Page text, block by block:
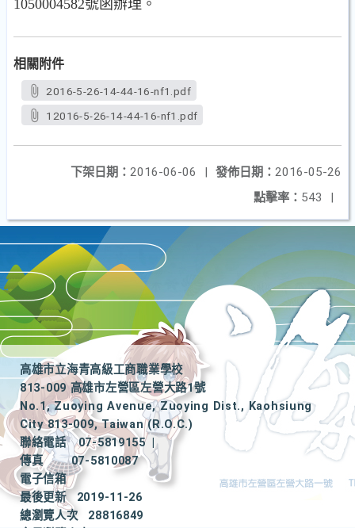
1050004582號函辦理。
相關附件
2016-5-26-14-44-16-nf1.pdf
12016-5-26-14-44-16-nf1.pdf
發佈日期： 2016-05-26
下架日期： 2016-06-06
|
點擊率： 543 |
高雄市立海青高級工商職業學校
813-009 高雄市左營區左營大路1號
No.1, Zuoying Avenue, Zuoying Dist., Kaohsiung
City 813-009, Taiwan (R.O.C.)
聯絡電話
07-5819155
|
傳真
07-5810087
電子信箱
最後更新
2019-11-26
總瀏覽人次
28816849